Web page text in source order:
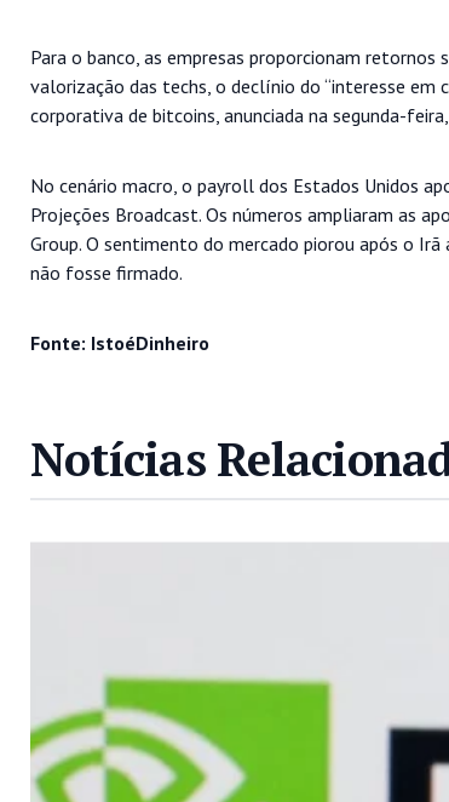
Para o banco, as empresas proporcionam
valorização das techs, o declínio do “interesse em
corporativa de bitcoins, anunciada na segunda-
No cenário macro, o payroll dos Estados Unidos
Projeções Broadcast. Os números ampliaram as
Group. O sentimento do mercado piorou após o
não fosse firmado.
Fonte: IstoéDinheiro
Notícias